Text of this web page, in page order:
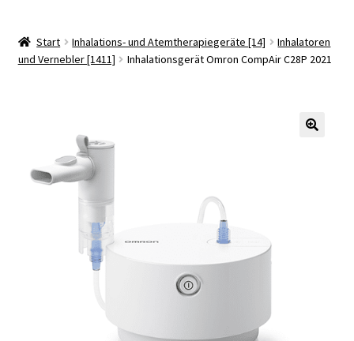
Pflegehilfsmittel
öffnen
Start Inhalations- und Atemtherapiegeräte [14]
Inhalatoren
und Vernebler [1411]
Inhalationsgerät Omron CompAir C28P 2021